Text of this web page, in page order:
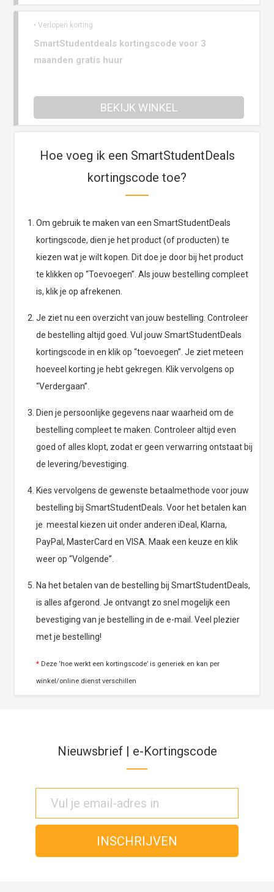
• Verlopen korting
SmartStudentdeals kortingscode voor 3
maanden gratis huur
BEKIJK WINKEL
Hoe voeg ik een SmartStudentDeals
kortingscode toe?
Om gebruik te maken van een SmartStudentDeals
kortingscode, dien je het product (of producten) te
kiezen wat je wilt kopen. Dit doe je door bij het product
te klikken op “Toevoegen”. Als jouw bestelling compleet
is, klik je op afrekenen.
Je ziet nu een overzicht van jouw bestelling. Controleer
de bestelling altijd goed. Vul jouw SmartStudentDeals
kortingscode in en klik op “toevoegen”. Je ziet meteen
hoeveel korting je hebt gekregen. Klik vervolgens op
“Verdergaan”.
Dien je persoonlijke gegevens naar waarheid om de
bestelling compleet te maken. Controleer altijd even
goed of alles klopt, zodat er geen verwarring ontstaat bij
de levering/bevestiging.
Kies vervolgens de gewenste betaalmethode voor jouw
bestelling bij SmartStudentDeals. Voor het betalen kan
je meestal kiezen uit onder anderen iDeal, Klarna,
PayPal, MasterCard en VISA. Maak een keuze en klik
weer op “Volgende”.
Na het betalen van de bestelling bij SmartStudentDeals,
is alles afgerond. Je ontvangt zo snel mogelijk een
bevestiging van je bestelling in de e-mail. Veel plezier
met je bestelling!
* Deze ‘hoe werkt een kortingscode’ is generiek en kan per
winkel/online dienst verschillen
Nieuwsbrief | e-Kortingscode